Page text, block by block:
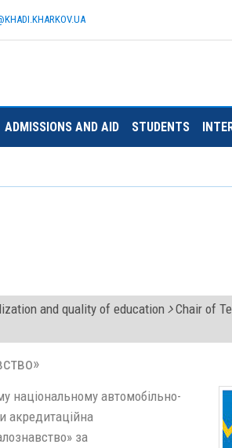
KHADI.KHARKOV.UA
ADMISSIONS AND AID STUDENTS
and quality of education Chair of
національному автомобільно-
акредитаційна
за